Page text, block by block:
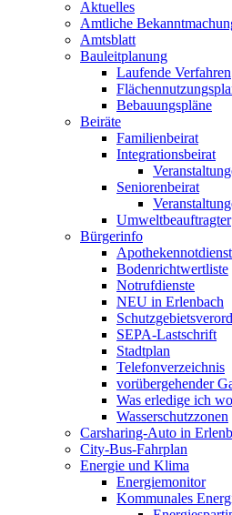
Aktuelles
Amtliche
Amtsblatt
Bauleitplanung
Laufende Verfahren
Bebauungspläne
Beiräte
Familienbeirat
Integrationsbeirat
Seniorenbeirat
Umweltbeauftragter
Bürgerinfo
Apothekennotdienst
Bodenrichtwertliste
Notrufdienste
NEU in Erlenbach
SEPA-Lastschrift
Stadtplan
Telefonverzeichnis
vorübergehender
Was erledige ich
Wasserschutzzonen
Carsharing-Auto in
City-Bus-Fahrplan
Energie und Klima
Energiemonitor
Kommunales